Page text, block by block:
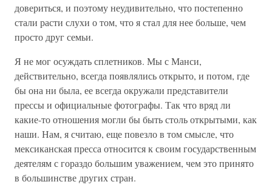
довериться, и поэтому неудивительно, что постепенно
стали расти слухи о том, что я стал для нее больше, чем
просто друг семьи.
Я не мог осуждать сплетников. Мы с Манси,
действительно, всегда появлялись открыто, и потом, где
бы она ни была, ее всегда окружали представители
прессы и официальные фотографы. Так что вряд ли
какие-то отношения могли бы быть столь открытыми, как
наши. Нам, я считаю, еще повезло в том смысле, что
мексиканская пресса относится к своим государственным
деятелям с гораздо большим уважением, чем это принято
в большинстве других стран.